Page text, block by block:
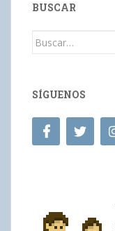
BUSCAR
Buscar:
SÍGUENOS